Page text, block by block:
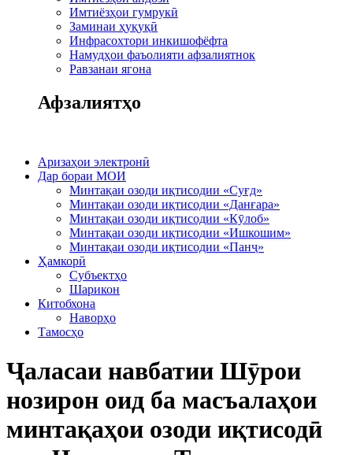
Имтиёзҳои гумрукӣ
Заминаи ҳуқуқӣ
Инфрасохтори инкишофёфта
Намудҳои фаъолияти афзалиятнок
Равзанаи ягона
Афзалиятҳо
Аризаҳои электронӣ
Дар бораи МОИ
Минтақаи озоди иқтисодии «Суғд»
Минтақаи озоди иқтисодии «Данғара»
Минтақаи озоди иқтисодии «Кӯлоб»
Минтақаи озоди иқтисодии «Ишкошим»
Минтақаи озоди иқтисодии «Панҷ»
Ҳамкорӣ
Субъектҳо
Шарикон
Китобхона
Наворҳо
Тамосҳо
Ҷаласаи навбатии Шӯрои
нозирон оид ба масъалаҳои
минтақаҳои озоди иқтисодӣ